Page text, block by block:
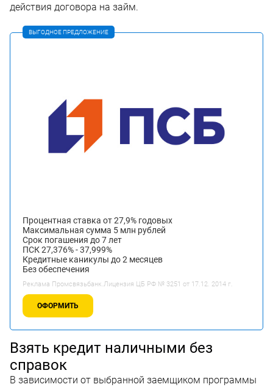
действия договора на займ.
ВЫГОДНОЕ ПРЕДЛОЖЕНИЕ
Процентная ставка от 27,9% годовых
Максимальная сумма 5 млн рублей
Срок погашения до 7 лет
ПСК 27,376% - 37,999%
Кредитные каникулы до 2 месяцев
Без обеспечения
Реклама Промсвязьбанк.Лицензия ЦБ РФ № 3251 от 17.12. 2014 г.
ОФОРМИТЬ
Взять кредит наличными без
справок
В зависимости от выбранной заемщиком программы